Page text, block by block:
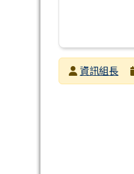
發布者資訊組長